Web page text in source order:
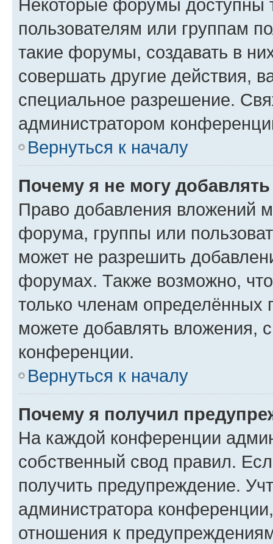
Некоторые форумы доступны
пользователям или группам
такие форумы, создавать в
совершать другие действия,
специальное разрешение.
администратором
Вернуться к началу
Почему я не могу
Право добавления вложений
форума, группы или
может не разрешить
форумах. Также возможно,
только членам определённых
можете добавлять вложения,
конференции.
Вернуться к началу
Почему я получил
На каждой конференции
собственный свод правил.
получить предупреждение.
администратора
отношения к